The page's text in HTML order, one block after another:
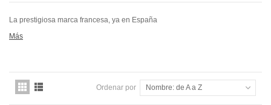
La prestigiosa marca francesa, ya en España
Más
Ordenar por Nombre: de A a Z